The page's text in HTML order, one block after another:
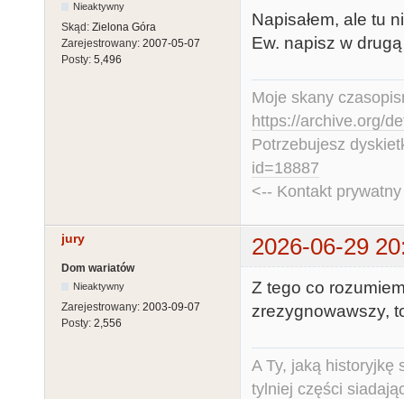
Nieaktywny
Skąd: Zielona Góra
Zarejestrowany: 2007-05-07
Posty: 5,496
Napisałem, ale tu
Ew. napisz w
Moje skany
https://archive.org/
Potrzebujesz
id=18887
<-- Kontakt
jury 2026-06-29
Dom wariatów
Nieaktywny
Zarejestrowany: 2003-09-07
Posty: 2,556
Z tego co
zrezygnowawszy,
A Ty, jaką historyjkę
tylniej części